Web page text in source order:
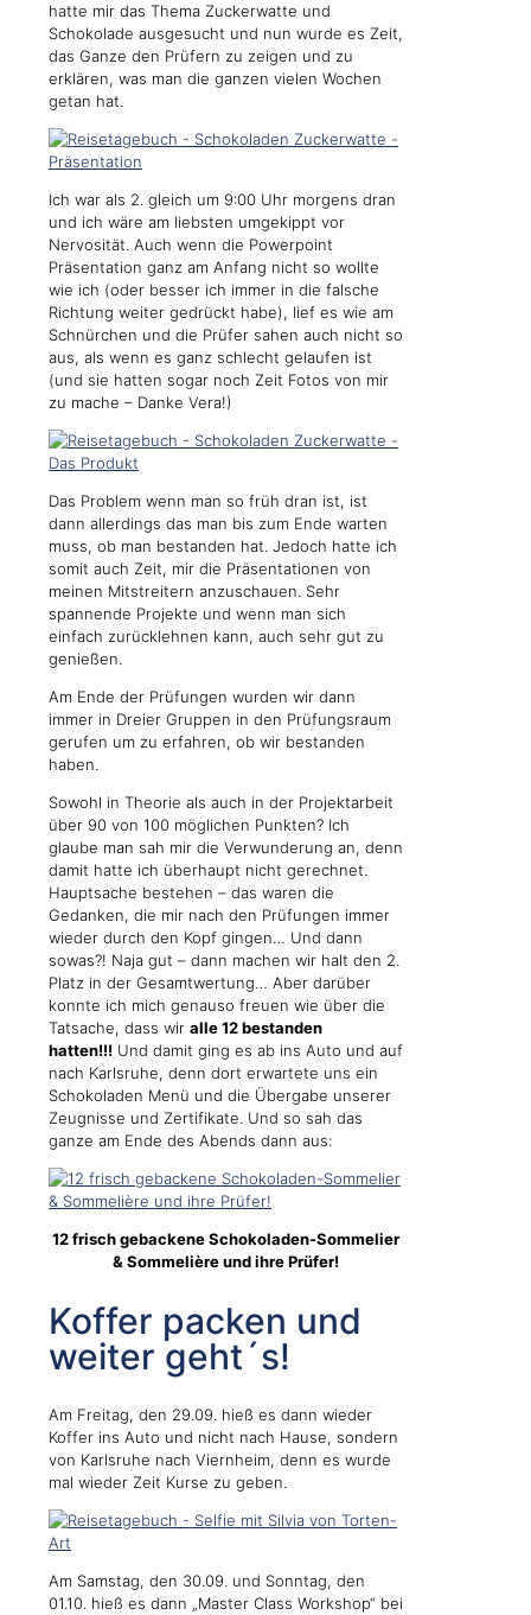
hatte mir das Thema Zuckerwatte und
Schokolade ausgesucht und nun wurde es Zeit,
das Ganze den Prüfern zu zeigen und zu
erklären, was man die ganzen vielen Wochen
getan hat.
Ich war als 2. gleich um 9:00 Uhr morgens dran
und ich wäre am liebsten umgekippt vor
Nervosität. Auch wenn die Powerpoint
Präsentation ganz am Anfang nicht so wollte
wie ich (oder besser ich immer in die falsche
Richtung weiter gedrückt habe), lief es wie am
Schnürchen und die Prüfer sahen auch nicht so
aus, als wenn es ganz schlecht gelaufen ist
(und sie hatten sogar noch Zeit Fotos von mir
zu mache – Danke Vera!)
Das Problem wenn man so früh dran ist, ist
dann allerdings das man bis zum Ende warten
muss, ob man bestanden hat. Jedoch hatte ich
somit auch Zeit, mir die Präsentationen von
meinen Mitstreitern anzuschauen. Sehr
spannende Projekte und wenn man sich
einfach zurücklehnen kann, auch sehr gut zu
genießen.
Am Ende der Prüfungen wurden wir dann
immer in Dreier Gruppen in den Prüfungsraum
gerufen um zu erfahren, ob wir bestanden
haben.
Sowohl in Theorie als auch in der Projektarbeit
über 90 von 100 möglichen Punkten? Ich
glaube man sah mir die Verwunderung an, denn
damit hatte ich überhaupt nicht gerechnet.
Hauptsache bestehen – das waren die
Gedanken, die mir nach den Prüfungen immer
wieder durch den Kopf gingen… Und dann
sowas?! Naja gut – dann machen wir halt den 2.
Platz in der Gesamtwertung… Aber darüber
konnte ich mich genauso freuen wie über die
Tatsache, dass wir alle 12 bestanden
hatten!!! Und damit ging es ab ins Auto und auf
nach Karlsruhe, denn dort erwartete uns ein
Schokoladen Menü und die Übergabe unserer
Zeugnisse und Zertifikate. Und so sah das
ganze am Ende des Abends dann aus:
12 frisch gebackene Schokoladen-Sommelier
& Sommelière und ihre Prüfer!
Koffer packen und
weiter geht´s!
Am Freitag, den 29.09. hieß es dann wieder
Koffer ins Auto und nicht nach Hause, sondern
von Karlsruhe nach Viernheim, denn es wurde
mal wieder Zeit Kurse zu geben.
Am Samstag, den 30.09. und Sonntag, den
01.10. hieß es dann „Master Class Workshop“ bei